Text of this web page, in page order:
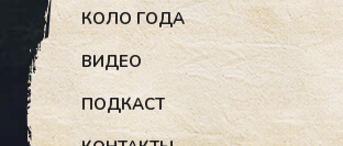
КОЛО ГОДА
ВИДЕО
ПОДКАСТ